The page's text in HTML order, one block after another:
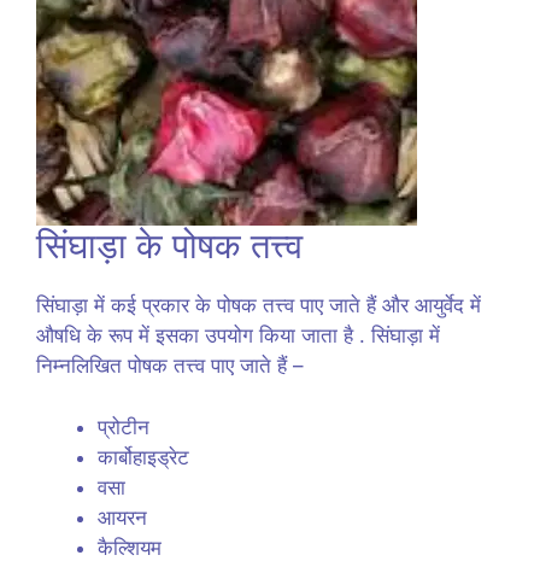
सिंघाड़ा के पोषक तत्त्व
सिंघाड़ा में कई प्रकार के पोषक तत्त्व पाए जाते हैं और आयुर्वेद में
औषधि के रूप में इसका उपयोग किया जाता है . सिंघाड़ा में
निम्नलिखित पोषक तत्त्व पाए जाते हैं –
प्रोटीन
कार्बोहाइड्रेट
वसा
आयरन
कैल्शियम